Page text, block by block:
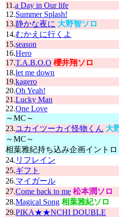
11.a Day in Our life
12.Summer Splash!
13.静かな夜に 大野智ソロ
14.むかえに行くよ
15.season
16.Hero
17.T.A.B.O.O 櫻井翔ソロ
18.let me down
19.kagero
20.Oh Yeah!
21.Lucky Man
22.One Love
～MC～
23.ユカイツーカイ怪物くん 大
～MC～
相葉雅紀持ち込み企画イントロ
24. リフレイン
25.ギフト
26.マイガール
27.Come back to me 松本潤ソロ
28.Magical Song 相葉雅紀ソロ
29.PIKA★★NCHI DOUBLE